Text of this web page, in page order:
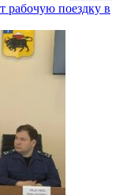
рабочую поездку в